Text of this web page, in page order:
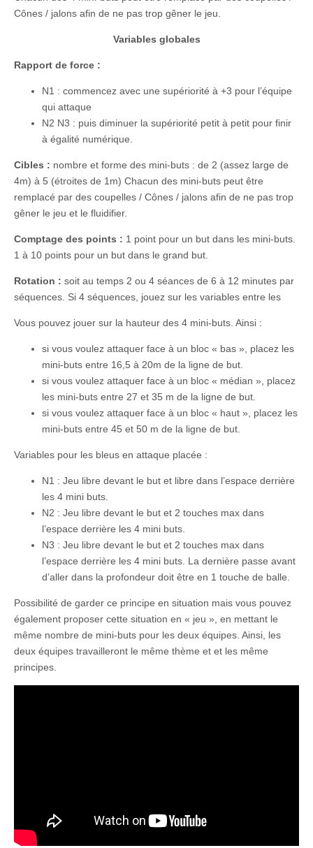
Cônes / jalons afin de ne pas trop gêner le jeu.
Variables globales
Rapport de force :
N1 : commencez avec une supériorité à +3 pour l’équipe
qui attaque
N2 N3 : puis diminuer la supériorité petit à petit pour finir
à égalité numérique.
Cibles : nombre et forme des mini-buts : de 2 (assez large de
4m) à 5 (étroites de 1m) Chacun des mini-buts peut être
remplacé par des coupelles / Cônes / jalons afin de ne pas trop
gêner le jeu et le fluidifier.
Comptage des points : 1 point pour un but dans les mini-buts.
1 à 10 points pour un but dans le grand but.
Rotation : soit au temps 2 ou 4 séances de 6 à 12 minutes par
séquences. Si 4 séquences, jouez sur les variables entre les
Vous pouvez jouer sur la hauteur des 4 mini-buts. Ainsi :
si vous voulez attaquer face à un bloc « bas », placez les
mini-buts entre 16,5 à 20m de la ligne de but.
si vous voulez attaquer face à un bloc « médian », placez
les mini-buts entre 27 et 35 m de la ligne de but.
si vous voulez attaquer face à un bloc « haut », placez les
mini-buts entre 45 et 50 m de la ligne de but.
Variables pour les bleus en attaque placée :
N1 : Jeu libre devant le but et libre dans l’espace derrière
les 4 mini buts.
N2 : Jeu libre devant le but et 2 touches max dans
l’espace derrière les 4 mini buts.
N3 : Jeu libre devant le but et 2 touches max dans
l’espace derrière les 4 mini buts. La dernière passe avant
d’aller dans la profondeur doit être en 1 touche de balle.
Possibilité de garder ce principe en situation mais vous pouvez
également proposer cette situation en « jeu », en mettant le
même nombre de mini-buts pour les deux équipes. Ainsi, les
deux équipes travailleront le même thème et et les même
principes.